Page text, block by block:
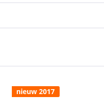
nieuw 2017